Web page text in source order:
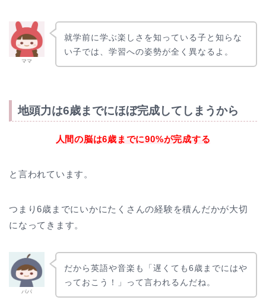
ママ
就学前に学ぶ楽しさを知っている子と知らな
い子では、学習への姿勢が全く異なるよ。
地頭力は6歳までにほぼ完成してしまうから
人間の脳は6歳までに90%が完成する
と言われています。
つまり6歳までにいかにたくさんの経験を積んだかが大切
になってきます。
パパ
だから英語や音楽も「遅くても6歳までにはや
っておこう！」って言われるんだね。